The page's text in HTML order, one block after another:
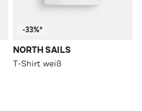
-33%*
NORTH SAILS
T-Shirt weiß